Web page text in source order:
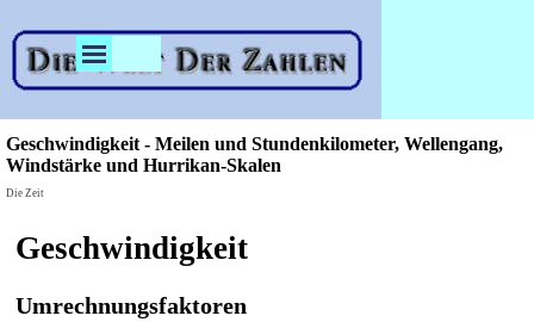
Menü überspringen
Geschwindigkeit - Meilen und Stundenkilometer, Wellengang,
Windstärke und Hurrikan-Skalen
Die Zeit
Geschwindigkeit
Umrechnungsfaktoren